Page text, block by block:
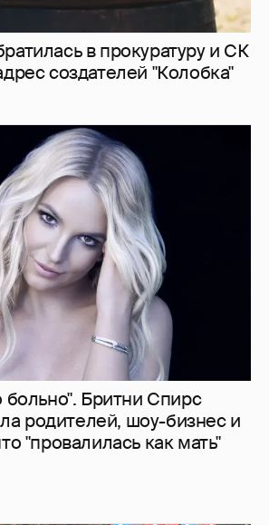
в прокуратуру и СК
создателей "Колобка"
больно". Бритни Спирс
родителей, шоу-бизнес и
"провалилась как мать"